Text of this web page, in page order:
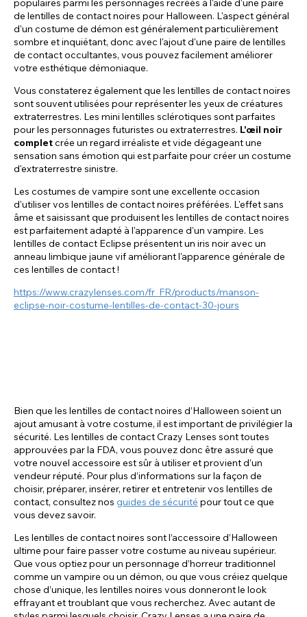
populaires parmi les personnages recréés à l'aide d'une paire
de lentilles de contact noires pour Halloween. L'aspect général
d'un costume de démon est généralement particulièrement
sombre et inquiétant, donc avec l'ajout d'une paire de lentilles
de contact occultantes, vous pouvez facilement améliorer
votre esthétique démoniaque.
Vous constaterez également que les lentilles de contact noires
sont souvent utilisées pour représenter les yeux de créatures
extraterrestres. Les mini lentilles sclérotiques sont parfaites
pour les personnages futuristes ou extraterrestres. L'œil noir
completcrée un regard irréaliste et vide dégageant une
sensation sans émotion qui est parfaite pour créer un costume
d'extraterrestre sinistre.
Les costumes de vampire sont une excellente occasion
d'utiliser vos lentilles de contact noires préférées. L'effet sans
âme et saisissant que produisent les lentilles de contact noires
est parfaitement adapté à l'apparence d'un vampire. Les
lentilles de contact Eclipse présentent un iris noir avec un
anneau limbique jaune vif améliorant l'apparence générale de
ces lentilles de contact !
https://www.crazylenses.com/fr_FR/products/manson-
eclipse-noir-costume-lentilles-de-contact-30-jours
Bien que les lentilles de contact noires d’Halloween soient un
ajout amusant à votre costume, il est important de privilégier la
sécurité. Les lentilles de contact Crazy Lenses sont toutes
approuvées par la FDA, vous pouvez donc être assuré que
votre nouvel accessoire est sûr à utiliser et provient d’un
vendeur réputé. Pour plus d’informations sur la façon de
choisir, préparer, insérer, retirer et entretenir vos lentilles de
contact, consultez nos guides de sécurité pour tout ce que
vous devez savoir.
Les lentilles de contact noires sont l’accessoire d’Halloween
ultime pour faire passer votre costume au niveau supérieur.
Que vous optiez pour un personnage d’horreur traditionnel
comme un vampire ou un démon, ou que vous créiez quelque
chose d’unique, les lentilles noires vous donneront le look
effrayant et troublant que vous recherchez. Avec autant de